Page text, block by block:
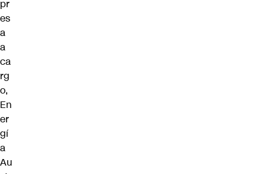
pr
es
a
a
ca
rg
o,
En
er
gí
a
Au